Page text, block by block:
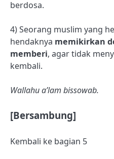
berdosa.
4) Seorang muslim yang
hendaknya memikirkan
memberi, agar tidak
kembali.
Wallahu a’lam bissowab.
[Bersambung]
Kembali ke bagian 5